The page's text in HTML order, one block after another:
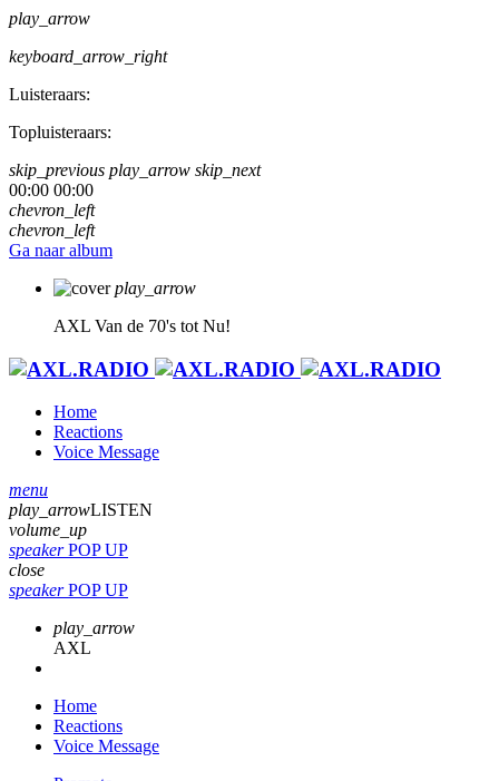
play_arrow
keyboard_arrow_right
Luisteraars:
Topluisteraars:
skip_previous play_arrow skip_next
00:00 00:00
chevron_left
chevron_left
Ga naar album
play_arrow
AXL Van de 70's tot Nu!
Home
Reactions
Voice Message
menu
play_arrowLISTEN
volume_up
speakerPOP UP
close
speakerPOP UP
play_arrow
AXL
Home
Reactions
Voice Message